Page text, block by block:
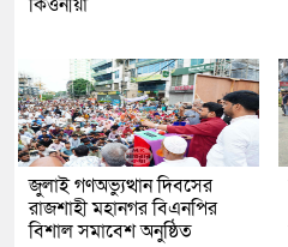
জুলাই গণঅভ্যুত্থান দিবসের
রাজশাহী মহানগর বিএনপির
বিশাল সমাবেশ অনুষ্ঠিত